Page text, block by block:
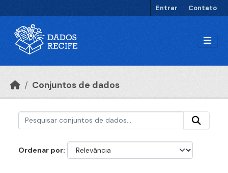
Entrar Contato
Conjuntos de dados
Ordenar por